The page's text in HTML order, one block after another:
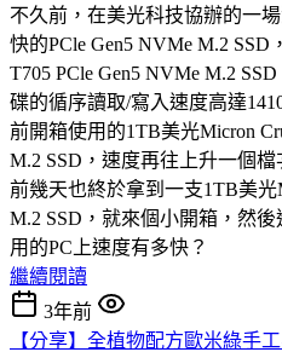
不久前，在美光科技協辦的一
快的PCle Gen5 NVMe M.2 SSD
T705 PCle Gen5 NVMe M.2
碟的循序讀取/寫入速度高達
前開箱使用的1TB美光Micron
M.2 SSD，速度再往上升一個
前幾天也終於拿到一支1TB美光
M.2 SSD，就來個小開箱，然
用的PC上速度有多快？
繼續閱讀
3年前
【分享】全植物配方歐米綠手